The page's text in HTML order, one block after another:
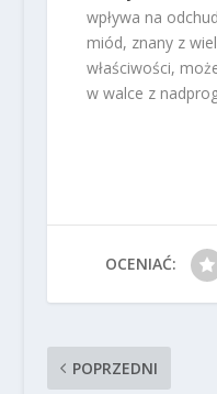
wpływa na
miód, znany z
właściwości,
w walce z
OCENIAĆ:
POPRZEDNI